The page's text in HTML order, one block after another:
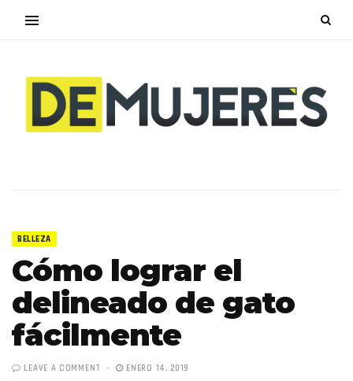
BELLEZA
Cómo lograr el
delineado de gato
fácilmente
LEAVE A COMMENT ENERO 14, 2019